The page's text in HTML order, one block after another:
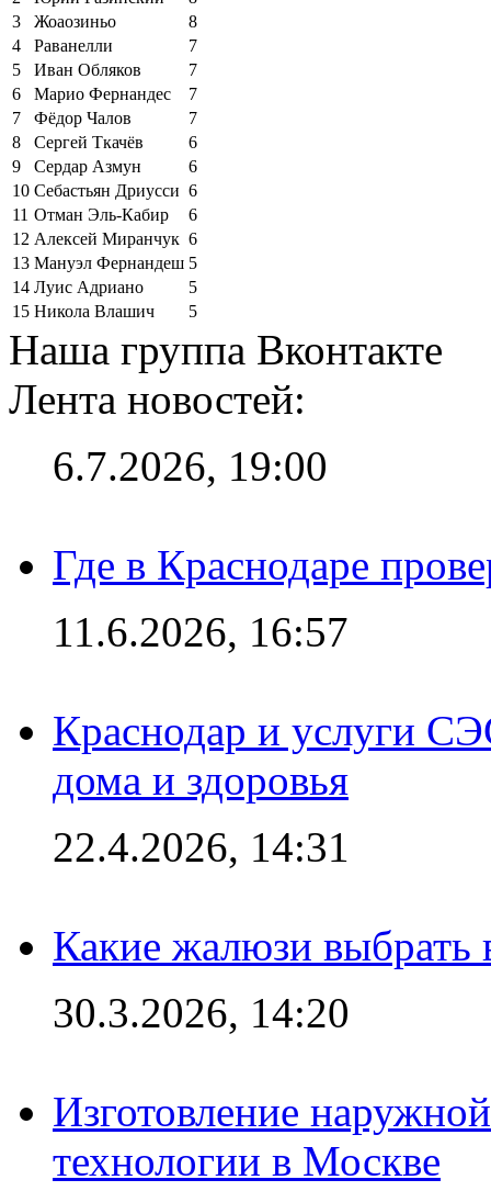
3
Жоаозиньо
8
4
Раванелли
7
5
Иван Обляков
7
6
Марио Фернандес
7
7
Фёдор Чалов
7
8
Сергей Ткачёв
6
9
Сердар Азмун
6
10 Себастьян Дриусси 6
11 Отман Эль-Кабир
6
12 Алексей Миранчук 6
13 Мануэл Фернандеш 5
14 Луис Адриано
5
15 Никола Влашич 5
Наша группа Вконтакте
Лента новостей:
6.7.2026, 19:00
Где в Краснодаре
11.6.2026, 16:57
Краснодар и услуги
дома и здоровья
22.4.2026, 14:31
Какие жалюзи выбрать
30.3.2026, 14:20
Изготовление
технологии в Москве